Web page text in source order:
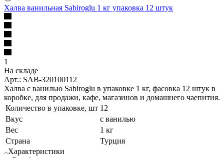
Халва ванильная Sabiroglu 1 кг упаковка 12 штук
1
На складе
Арт.: SAB-320100112
Халва с ванилью Sabiroglu в упаковке 1 кг, фасовка 12 штук в
коробке, для продажи, кафе, магазинов и домашнего чаепития.
Количество в упаковке, шт 12
Вкус
с ванилью
Вес
1 кг
Страна
Турция
Характеристики